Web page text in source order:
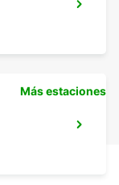
Más estaciones